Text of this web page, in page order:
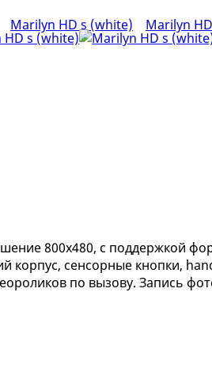
800х480, с поддержкой
корпус, сенсорные кнопки,
по вызову. Запись